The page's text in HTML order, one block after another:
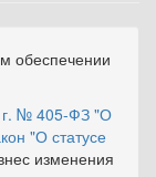
обеспечении
г. № 405-ФЗ "О
"О статусе
изменения